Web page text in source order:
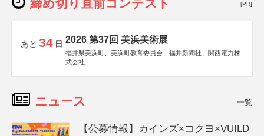
締め切り直前コンテスト [PR]
あと 34 日 2026 第37回 美浜美術展
福井県美浜町、美浜町教育委員会、福井新聞社、関西電力株
式会社
ニュース 一覧
【公募情報】カインズ×コクヨ×VUILD